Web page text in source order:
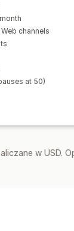
channels
at 50)
w USD.